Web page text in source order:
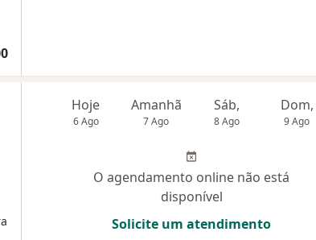
Hoje
6 Ago
Amanhã
7 Ago
Sáb,
8 Ago
Dom,
9 Ago
O agendamento online não está
disponível
Solicite um atendimento